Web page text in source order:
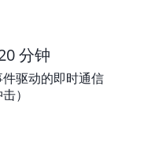
分钟
驱动的即时通信
）